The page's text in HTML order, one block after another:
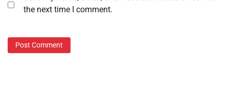
the next time I comment.